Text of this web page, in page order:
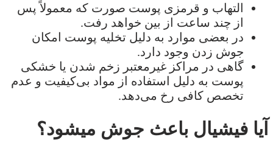
التهاب و قرمزی پوست صورت که معمولاً پس
از چند ساعت از بین خواهد رفت.
در بعضی موارد به دلیل تخلیه پوست امکان
جوش زدن وجود دارد.
گاهی در مراکز غیرمعتبر زخم شدن یا خشکی
پوست به دلیل استفاده از مواد بی‌کیفیت و عدم
تخصص کافی رخ می‌دهد.
آیا فیشیال باعث جوش میشود؟